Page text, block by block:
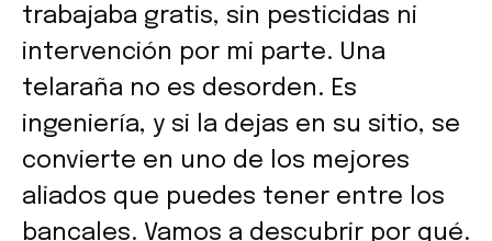
trabajaba gratis, sin pesticidas ni
intervención por mi parte. Una
telaraña no es desorden. Es
ingeniería, y si la dejas en su sitio, se
convierte en uno de los mejores
aliados que puedes tener entre los
bancales. Vamos a descubrir por qué.